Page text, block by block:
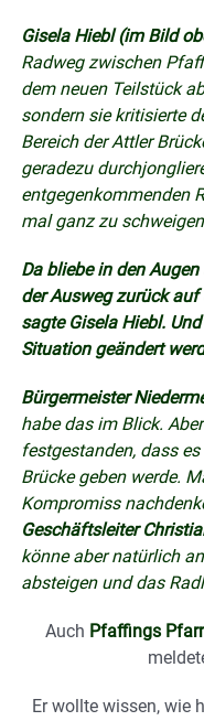
Gisela Hiebl (im Bild
Radweg zwischen
dem neuen Teilstück
sondern sie kritisierte
Bereich der Attler
geradezu
entgegenkommenden
mal ganz zu
Da bliebe in den
der Ausweg zurück
sagte Gisela Hiebl.
Situation geändert
Bürgermeister
habe das im Blick.
festgestanden, dass
Brücke geben werde.
Kompromiss
Geschäftsleiter
könne aber natürlich
absteigen und das
Auch Pfaffings
Er wollte wissen, wie